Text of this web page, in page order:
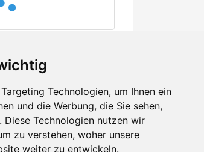
Technologien, um Ihnen ein
und die Werbung, die Sie sehen,
Diese Technologien nutzen wir
zu verstehen, woher unsere
weiter zu entwickeln.